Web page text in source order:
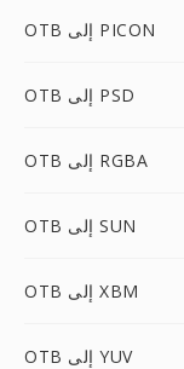
OTB إلى PICON
OTB إلى PSD
OTB إلى RGBA
OTB إلى SUN
OTB إلى XBM
OTB إلى YUV